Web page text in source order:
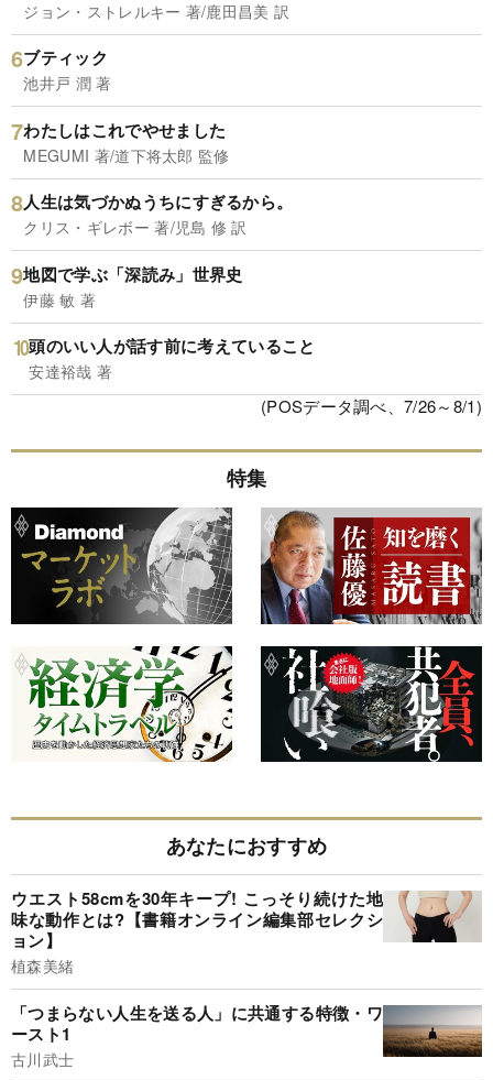
ジョン・ストレルキー 著/鹿田昌美 訳
ブティック
池井戸 潤 著
わたしはこれでやせました
MEGUMI 著/道下将太郎 監修
人生は気づかぬうちにすぎるから。
クリス・ギレボー 著/児島 修 訳
地図で学ぶ「深読み」世界史
伊藤 敏 著
頭のいい人が話す前に考えていること
安達裕哉 著
(POSデータ調べ、7/26～8/1)
特集
あなたにおすすめ
ウエスト58cmを30年キープ! こっそり続けた地
味な動作とは?【書籍オンライン編集部セレクシ
ョン】
植森美緒
「つまらない人生を送る人」に共通する特徴・ワ
ースト1
古川武士